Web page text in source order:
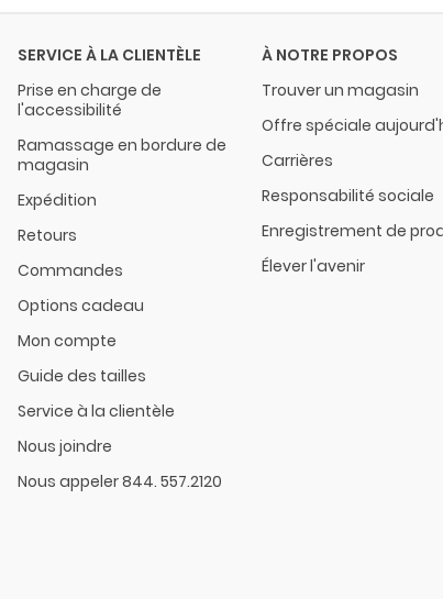
SERVICE À LA CLIENTÈLE
Prise en charge de
l'accessibilité
Ramassage en bordure de
magasin
Expédition
Retours
Commandes
Options cadeau
Mon compte
Guide des tailles
Service à la clientèle
Nous joindre
Nous appeler 844. 557.2120
À NOTRE PROPOS
Trouver un magasin
Offre spéciale
Carrières
Responsabilité sociale
Enregistrement de
Élever l'avenir